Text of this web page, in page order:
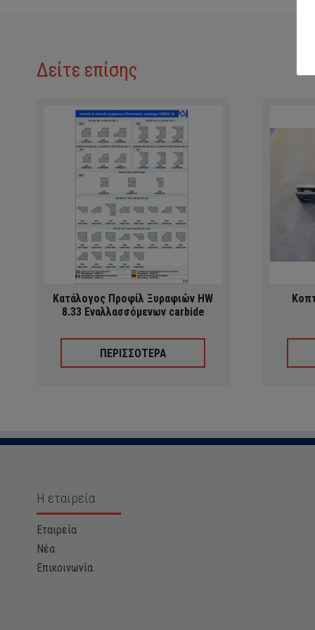
Δείτε επίσης
Κατάλογος Προφίλ Ξυραφιών HW
8.33 Εναλλασσόμενων carbide
ΠΕΡΙΣΣΟΤΕΡΑ
Η εταιρεία
Εταιρεία
Νέα
Επικοινωνία